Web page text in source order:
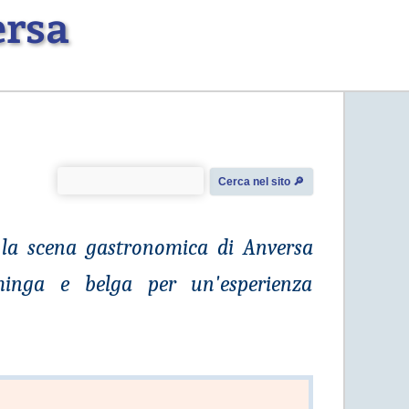
Cerca nel sito 🔎︎
scena gastronomica di Anversa
e belga per un'esperienza